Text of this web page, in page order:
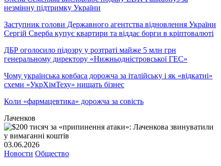
незмінну підтримку України
Заступник голови Державного агентства відновлення України
Сергій Сверба купує квартири та віддає борги в кріптовалюті
ДБР оголосило підозру у розтраті майже 5 млн грн
генеральному директору «Нижньодністровської ГЕС»
Чому українська ковбаса дорожча за італійську і як «відкатні»
схеми «УкрХімТеху» нищать бізнес
Коли «фармацевтика» дорожча за совість
Лаченков
03.06.2026
Новости Общество